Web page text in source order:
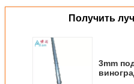
Получить
3mm